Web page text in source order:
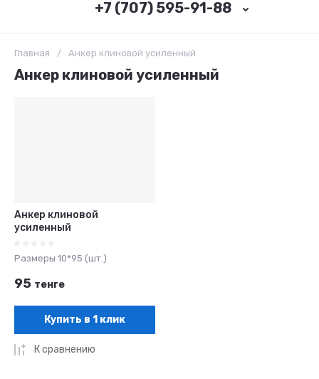
+7 (707) 595-91-88
Главная / Анкер клиновой усиленный
Анкер клиновой усиленный
Анкер клиновой
усиленный
Размеры 10*95 (шт.)
95 тенге
Купить в 1 клик
К сравнению